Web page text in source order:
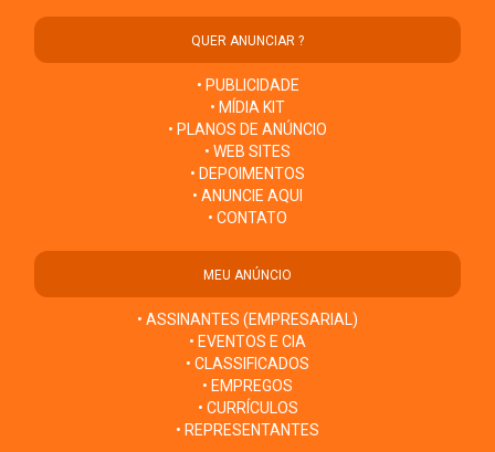
QUER ANUNCIAR ?
• PUBLICIDADE
• MÍDIA KIT
• PLANOS DE ANÚNCIO
• WEB SITES
• DEPOIMENTOS
• ANUNCIE AQUI
• CONTATO
MEU ANÚNCIO
• ASSINANTES (EMPRESARIAL)
• EVENTOS E CIA
• CLASSIFICADOS
• EMPREGOS
• CURRÍCULOS
• REPRESENTANTES